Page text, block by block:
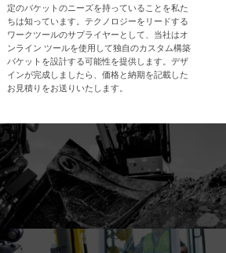
定のバケットのニーズを持っていることを私た
ちは知っています。テクノロジーをリードする
ワークツールのサプライヤーとして、当社はオ
ンライン ツールを使用して独自のカスタム構築
バケットを設計する可能性を提供します。デザ
インが完成しましたら、価格と納期を記載した
お見積りをお送りいたします。